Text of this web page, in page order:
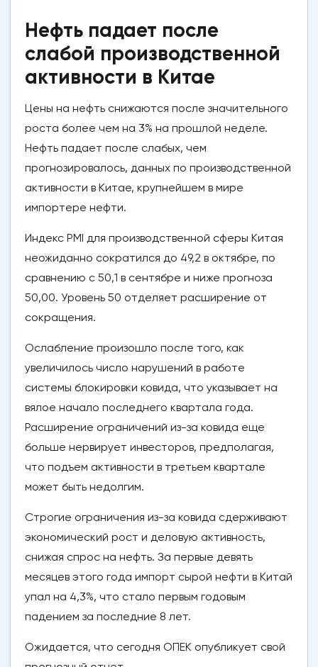
Нефть падает после
слабой производственной
активности в Китае
Цены на нефть снижаются после значительного
роста более чем на 3% на прошлой неделе.
Нефть падает после слабых, чем
прогнозировалось, данных по производственной
активности в Китае, крупнейшем в мире
импортере нефти.
Индекс PMI для производственной сферы Китая
неожиданно сократился до 49,2 в октябре, по
сравнению с 50,1 в сентябре и ниже прогноза
50,00. Уровень 50 отделяет расширение от
сокращения.
Ослабление произошло после того, как
увеличилось число нарушений в работе
системы блокировки ковида, что указывает на
вялое начало последнего квартала года.
Расширение ограничений из-за ковида еще
больше нервирует инвесторов, предполагая,
что подъем активности в третьем квартале
может быть недолгим.
Строгие ограничения из-за ковида сдерживают
экономический рост и деловую активность,
снижая спрос на нефть. За первые девять
месяцев этого года импорт сырой нефти в Китай
упал на 4,3%, что стало первым годовым
падением за последние 8 лет.
Ожидается, что сегодня ОПЕК опубликует свой